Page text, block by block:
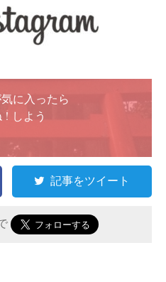
に入ったら
! しよう
記事をツイート